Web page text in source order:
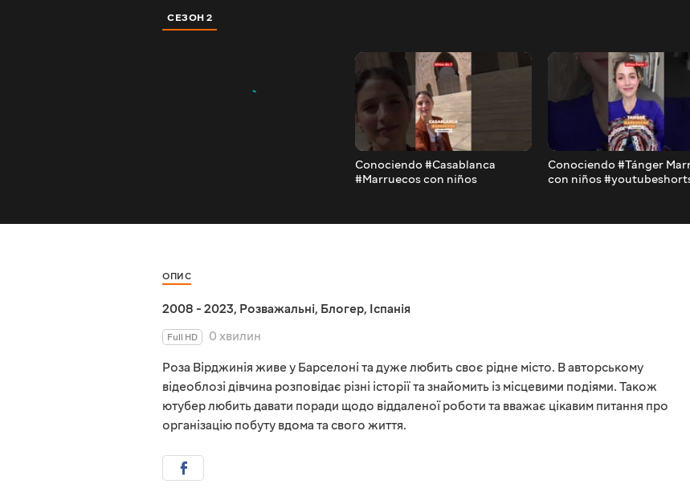
СЕЗОН 2
Conociendo #Casablanca
#Marruecos con niños
Conociendo #Tánger
con niños
ОПИС
2008 - 2023, Розважальні, Блогер, Іспанія
Full HD
0 хвилин
Роза Вірджинія живе у Барселоні та дуже любить своє рідне місто. В авторському
відеоблозі дівчина розповідає різні історії та знайомить із місцевими подіями. Також
ютубер любить давати поради щодо віддаленої роботи та вважає цікавим питання про
організацію побуту вдома та свого життя.